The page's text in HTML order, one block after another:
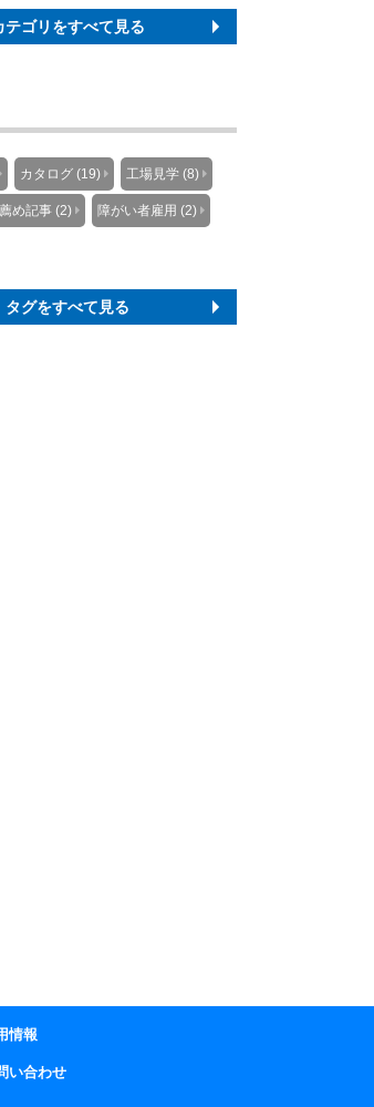
テゴリをすべて見る
カタログ (19) 工場見学 (8)
め記事 (2) 障がい者雇用 (2)
タグをすべて見る
情報
い合わせ